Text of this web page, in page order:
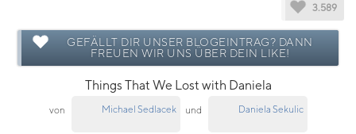
3.589
GEFÄLLT DIR UNSER BLOGEINTRAG? DANN
FREUEN WIR UNS ÜBER DEIN LIKE!
Things That We Lost with Daniela
von Michael Sedlacek und Daniela Sekulic